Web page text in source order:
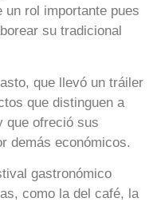
un rol importante pues
su tradicional
que llevó un tráiler
que distinguen a
que ofreció sus
demás económicos.
gastronómico
como la del café, la